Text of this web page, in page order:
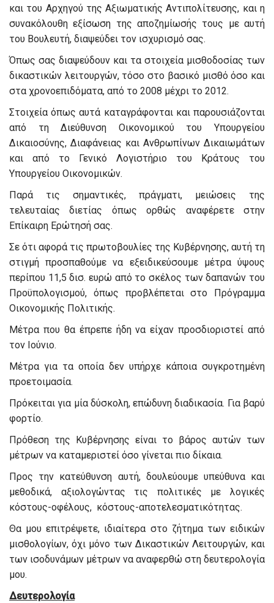
και του Αρχηγού της Αξιωματικής Αντιπολίτευσης, και η
συνακόλουθη εξίσωση της αποζημίωσής τους με αυτή
του Βουλευτή, διαψεύδει τον ισχυρισμό σας.
Όπως σας διαψεύδουν και τα στοιχεία μισθοδοσίας των
δικαστικών λειτουργών, τόσο στο βασικό μισθό όσο και
στα χρονοεπιδόματα, από το 2008 μέχρι το 2012.
Στοιχεία όπως αυτά καταγράφονται και παρουσιάζονται
από τη Διεύθυνση Οικονομικού του Υπουργείου
Δικαιοσύνης, Διαφάνειας και Ανθρωπίνων Δικαιωμάτων
και από το Γενικό Λογιστήριο του Κράτους του
Υπουργείου Οικονομικών.
Παρά τις σημαντικές, πράγματι, μειώσεις της
τελευταίας διετίας όπως ορθώς αναφέρετε στην
Επίκαιρη Ερώτησή σας.
Σε ότι αφορά τις πρωτοβουλίες της Κυβέρνησης, αυτή τη
στιγμή προσπαθούμε να εξειδικεύσουμε μέτρα ύψους
περίπου 11,5 δισ. ευρώ από το σκέλος των δαπανών του
Προϋπολογισμού, όπως προβλέπεται στο Πρόγραμμα
Οικονομικής Πολιτικής.
Μέτρα που θα έπρεπε ήδη να είχαν προσδιοριστεί από
τον Ιούνιο.
Μέτρα για τα οποία δεν υπήρχε κάποια συγκροτημένη
προετοιμασία.
Πρόκειται για μία δύσκολη, επώδυνη διαδικασία. Για βαρύ
φορτίο.
Πρόθεση της Κυβέρνησης είναι το βάρος αυτών των
μέτρων να καταμεριστεί όσο γίνεται πιο δίκαια.
Προς την κατεύθυνση αυτή, δουλεύουμε υπεύθυνα και
μεθοδικά, αξιολογώντας τις πολιτικές με λογικές
κόστους-οφέλους, κόστους-αποτελεσματικότητας.
Θα μου επιτρέψετε, ιδιαίτερα στο ζήτημα των ειδικών
μισθολογίων, όχι μόνο των Δικαστικών Λειτουργών, και
των ισοδυνάμων μέτρων να αναφερθώ στη δευτερολογία
μου.
Δευτερολογία